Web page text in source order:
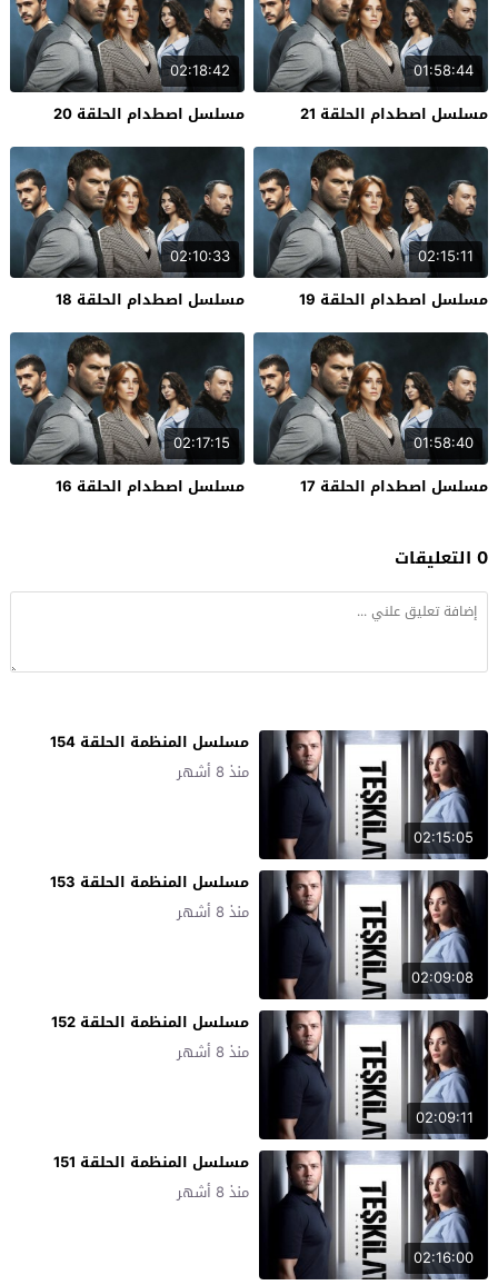
01:58:44
مسلسل اصطدام الحلقة 21
02:18:42
مسلسل اصطدام الحلقة 20
02:15:11
مسلسل اصطدام الحلقة 19
02:10:33
مسلسل اصطدام الحلقة 18
01:58:40
مسلسل اصطدام الحلقة 17
02:17:15
مسلسل اصطدام الحلقة 16
0 التعليقات
02:15:05
مسلسل المنظمة الحلقة 154
منذ 8 أشهر
02:09:08
مسلسل المنظمة الحلقة 153
منذ 8 أشهر
02:09:11
مسلسل المنظمة الحلقة 152
منذ 8 أشهر
02:16:00
مسلسل المنظمة الحلقة 151
منذ 8 أشهر